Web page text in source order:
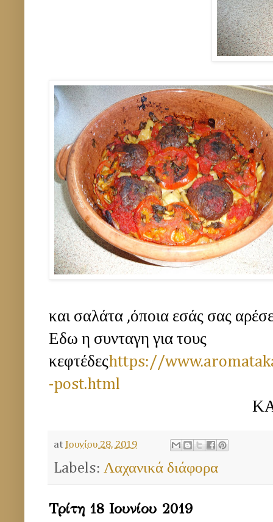
και σαλάτα ,όποια εσάς σας
Εδω η συνταγη για τους
κεφτέδεςhttps://
-post.html
ΚΑΛΗ
atΙουνίου 28, 2019
Labels: Λαχανικά διάφορα
Τρίτη 18 Ιουνίου 2019